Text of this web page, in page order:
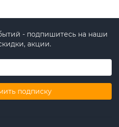
- подпишитесь на наши
акции.
подписку